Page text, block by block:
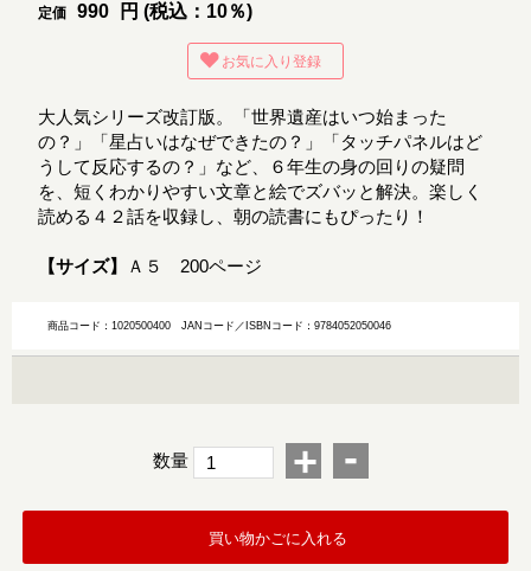
定価
990 円 (税込：10％)
お気に入り登録
大人気シリーズ改訂版。「世界遺産はいつ始まった
の？」「星占いはなぜできたの？」「タッチパネルはど
うして反応するの？」など、６年生の身の回りの疑問
を、短くわかりやすい文章と絵でズバッと解決。楽しく
読める４２話を収録し、朝の読書にもぴったり！
【サイズ】 Ａ５ 200ページ
商品コード：1020500400JANコード／ISBNコード：9784052050046
数量 + -
買い物かごに入れる